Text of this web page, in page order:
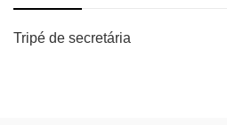
Tripé de secretária